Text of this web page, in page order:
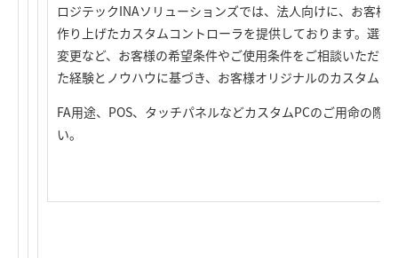
ロジテックINAソリューションズでは、法人向けに、お客様
作り上げたカスタムコントローラを提供しております。選
変更など、お客様の希望条件やご使用条件をご相談いただ
た経験とノウハウに基づき、お客様オリジナルのカスタム
FA用途、POS、タッチパネルなどカスタムPCのご用命の際
い。